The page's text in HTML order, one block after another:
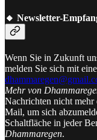
🔸 Newsletter-
Wenn Sie in Zukunft
melden Sie sich mit
Mehr von
Nachrichten nicht mehr
Mail, um sich
Schaltfläche in jeder
Dhammaregen.